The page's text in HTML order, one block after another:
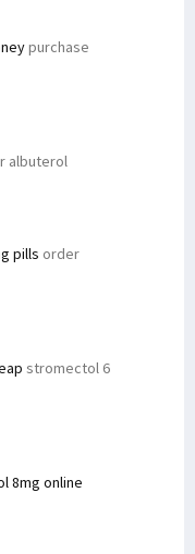
purchase
albuterol
pills order
stromectol 6
8mg online